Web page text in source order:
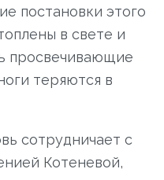
постановки этого
в свете и
просвечивающие
теряются в
сотрудничает с
Котеневой,